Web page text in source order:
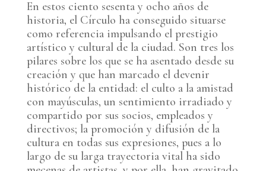
En estos ciento sesenta y ocho años de
historia, el Círculo ha conseguido situarse
como referencia impulsando el prestigio
artístico y cultural de la ciudad. Son tres los
pilares sobre los que se ha asentado desde su
creación y que han marcado el devenir
histórico de la entidad: el culto a la amistad
con mayúsculas, un sentimiento irradiado y
compartido por sus socios, empleados y
directivos; la promoción y difusión de la
cultura en todas sus expresiones, pues a lo
largo de su larga trayectoria vital ha sido